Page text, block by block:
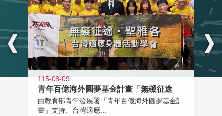
115-08-09
青年百億海外圓夢基金計畫「無礙征途
由教育部青年發展署「青年百億海外圓夢基金計
畫」支持、台灣適應...